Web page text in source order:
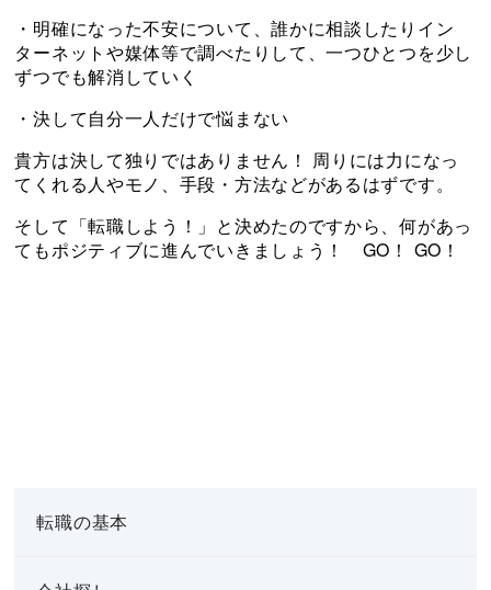
・明確になった不安について、誰かに相談したりイン
ターネットや媒体等で調べたりして、一つひとつを少し
ずつでも解消していく
・決して自分一人だけで悩まない
貴方は決して独りではありません！ 周りには力になっ
てくれる人やモノ、手段・方法などがあるはずです。
そして「転職しよう！」と決めたのですから、何があっ
てもポジティブに進んでいきましょう！ GO！ GO！
転職の基本